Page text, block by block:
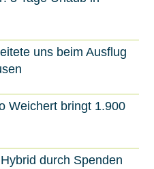
uns beim Ausflug
Weichert bringt 1.900
durch Spenden